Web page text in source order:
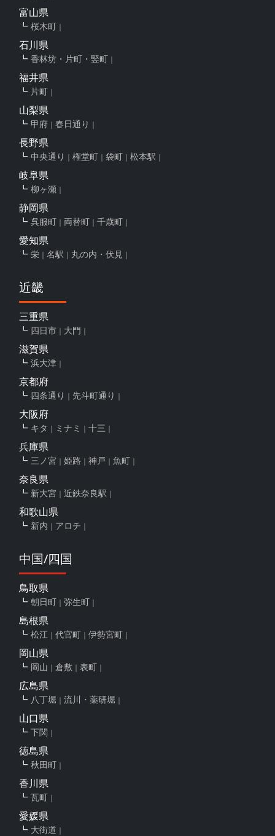
富山県
桜木町
石川県
香林坊・片町・竪町
福井県
片町
山梨県
甲府 春日通り
長野県
中央通り 権堂町 袋町 松本駅
岐阜県
柳ヶ瀬
静岡県
呉服町 両替町 千歳町
愛知県
栄 名駅 丸の内・伏見
近畿
三重県
四日市 大門
滋賀県
浜大津
京都府
四条通り 先斗町通り
大阪府
キタ ミナミ 十三
兵庫県
三ノ宮 姫路 神戸 魚町
奈良県
新大宮 近鉄奈良駅
和歌山県
新内 アロチ
中国/四国
鳥取県
朝日町 弥生町
島根県
松江 代官町 伊勢宮町
岡山県
岡山 倉敷 表町
広島県
八丁堀 流川・薬研堀
山口県
下関
徳島県
秋田町
香川県
瓦町
愛媛県
大街道